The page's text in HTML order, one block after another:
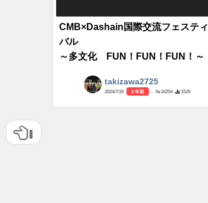
CMB×Dashain国際交流フェスティ
バル
～多文化 FUN！FUN！FUN！～
takizawa2725
2024/7/19 2 年前 - №16254 1529